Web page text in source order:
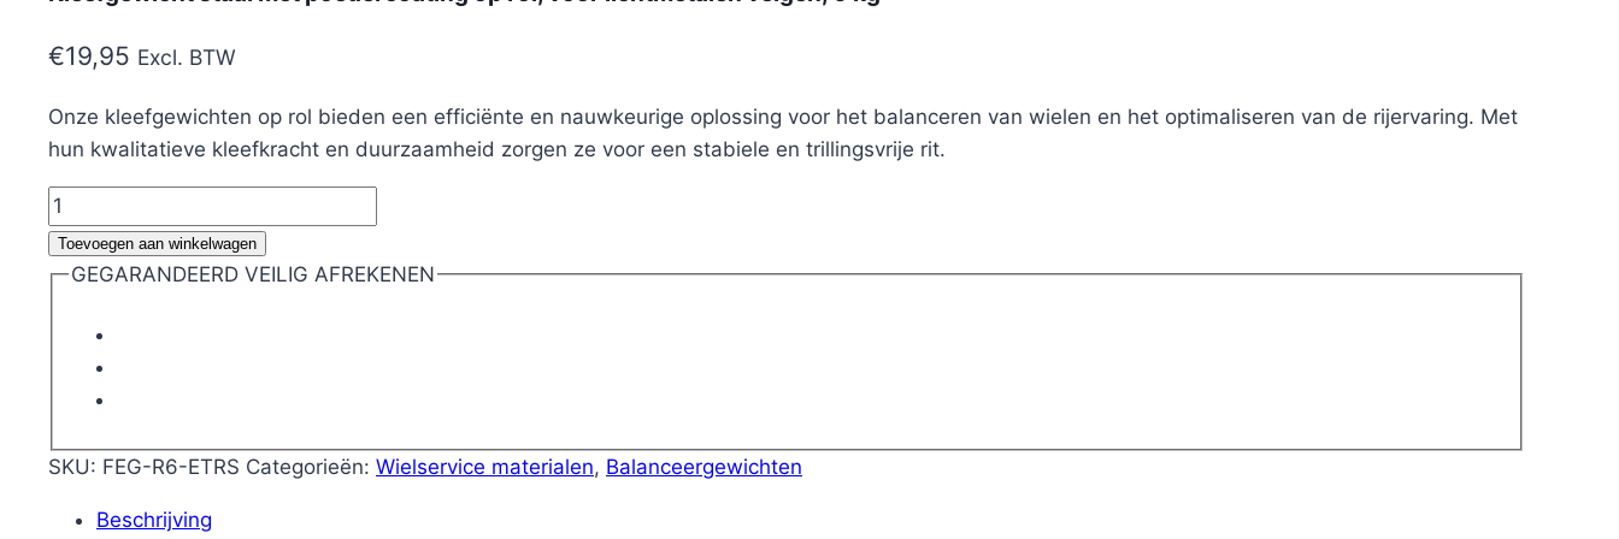
€19,95 Excl. BTW
Onze kleefgewichten op rol bieden een efficiënte en nauwkeurige oplossing voor het balanceren van wielen en het optimaliseren van de rijervaring. Met
hun kwalitatieve kleefkracht en duurzaamheid zorgen ze voor een stabiele en trillingsvrije rit.
Kleefgewicht
staal
met
velgen,
Toevoegen aan winkelwagen
GEGARANDEERD VEILIG AFREKENEN
SKU: FEG-R6-ETRS Categorieën: Wielservice materialen, Balanceergewichten
Beschrijving